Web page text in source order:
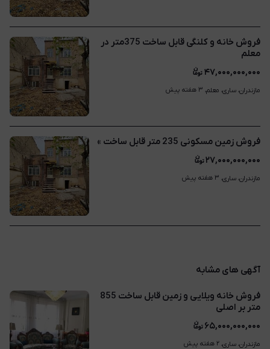
فروش خانه و کلنگی قابل ساخت 375متر در
معلم
۴۷,۰۰۰,۰۰۰,۰۰۰
مازندران، ساری، معلم، ۳ هفته پیش
فروش زمین مسکونی 235 متر قابل ساخت »
۲۷,۰۰۰,۰۰۰,۰۰۰
مازندران، ساری، ۳ هفته پیش
آگهی های مشابه
فروش خانه ویلایی و زمین قابل ساخت 855
متر بر اصلی
۶۵,۰۰۰,۰۰۰,۰۰۰
مازندران، ساری، ۲ هفته پیش